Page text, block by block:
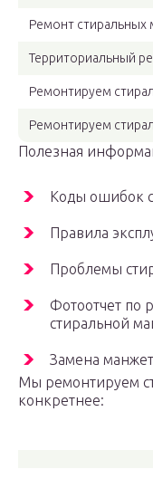
Ремонт стиральных
Территориальный
Ремонтируем
Ремонтируем
Полезная
Коды ошибок
Правила
Проблемы
Фотоотчет по
стиральной
Замена
Мы ремонтируем
конкретнее: